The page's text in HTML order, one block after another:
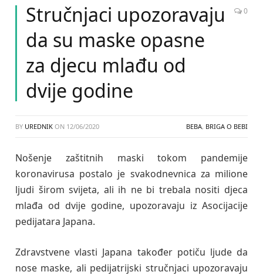
Stručnjaci upozoravaju
da su maske opasne
za djecu mlađu od
dvije godine
0
BY UREDNIK ON 12/06/2020 BEBA, BRIGA O BEBI
Nošenje zaštitnih maski tokom pandemije
koronavirusa postalo je svakodnevnica za milione
ljudi širom svijeta, ali ih ne bi trebala nositi djeca
mlađa od dvije godine, upozoravaju iz Asocijacije
pedijatara Japana.
Zdravstvene vlasti Japana također potiču ljude da
nose maske, ali pedijatrijski stručnjaci upozoravaju